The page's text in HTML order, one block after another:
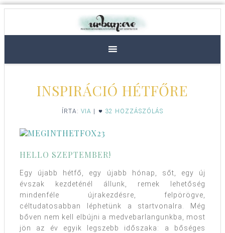
INSPIRÁCIÓ HÉTFŐRE
ÍRTA: VIA 32 HOZZÁSZÓLÁS
HELLO SZEPTEMBER!
Egy újabb hétfő, egy újabb hónap, sőt, egy új
évszak kezdeténél állunk, remek lehetőség
mindenféle újrakezdésre, felpörögve,
céltudatosabban léphetünk a startvonalra. Még
bőven nem kell elbújni a medvebarlangunkba, most
jön az év egyik legszebb időszaka: a bőséges